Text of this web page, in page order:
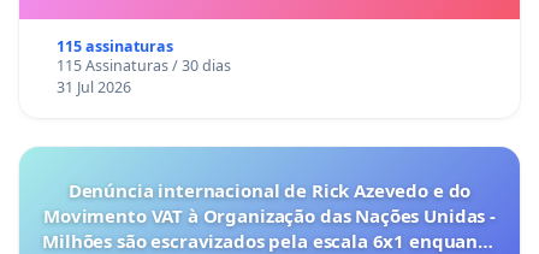
115 assinaturas
115 Assinaturas / 30 dias
31 Jul 2026
Denúncia internacional de Rick Azevedo e do
Movimento VAT à Organização das Nações Unidas -
Milhões são escravizados pela escala 6x1 enquanto